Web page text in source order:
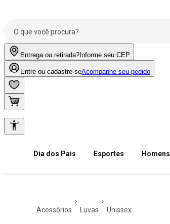
Entrega ou retirada? Informe seu CEP
Entre ou cadastre-seAcompanhe seu pedido
Dia dos Pais Esportes Homens
acessórios luvas unissex